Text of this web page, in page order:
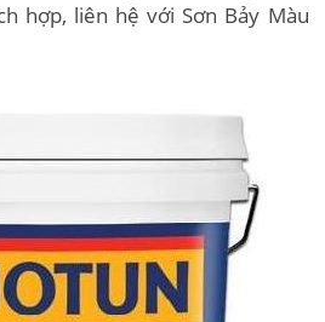
hợp, liên hệ với Sơn Bảy Màu